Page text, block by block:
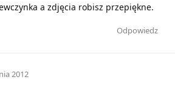
a zdjęcia robisz przepiękne.
Odpowiedz
2012